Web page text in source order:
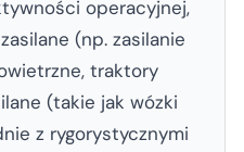
operacyjnej,
(np. zasilanie
traktory
(takie jak wózki
z rygorystycznymi